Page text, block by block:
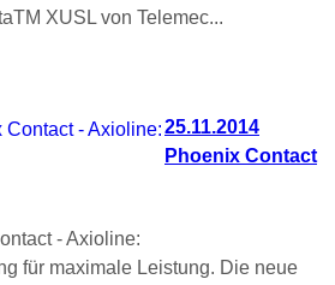
XUSL von Telemec...
25.11.2014
Phoenix Contact
- Axioline:
für maximale Leistung. Die neue